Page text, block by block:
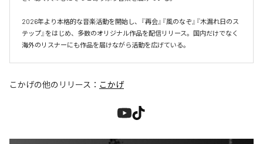
2026年より本格的な音楽活動を開始し、『再会』『風のなぞ』『木漏れ日のス
テップ』をはじめ、多数のオリジナル作品を配信リリース。国内だけでなく
海外のリスナーにも作品を届けながら活動を広げている。
こかげの他のリリース： こかげ